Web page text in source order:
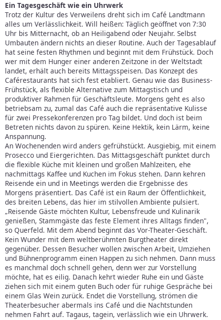
Ein Tagesgeschäft wie ein Uhrwerk
Trotz der Kultur des Verweilens dreht sich im Café Landtmann
alles um Verlässlichkeit. Will heißen: Täglich geöffnet von 7:30
Uhr bis Mitternacht, ob an Heiligabend oder Neujahr. Selbst
Umbauten ändern nichts an dieser Routine. Auch der Tagesablauf
hat seine festen Rhythmen und beginnt mit dem Frühstück. Doch
wer mit dem Hunger einer anderen Zeitzone in der Weltstadt
landet, erhält auch bereits Mittagsspeisen. Das Konzept des
Caférestaurants hat sich fest etabliert. Genau wie das Business-
Frühstück, als flexible Alternative zum Mittagstisch und
produktiver Rahmen für Geschäftsleute. Morgens geht es also
betriebsam zu, zumal das Café auch die repräsentative Kulisse
für zwei Pressekonferenzen pro Tag bildet. Und doch ist beim
Betreten nichts davon zu spüren. Keine Hektik, kein Lärm, keine
Anspannung.
An Wochenenden wird anders gefrühstückt. Ausgiebig, mit einem
Prosecco und Eiergerichten. Das Mittagsgeschäft punktet durch
die flexible Küche mit kleinen und großen Mahlzeiten, ehe
nachmittags Kaffee und Kuchen im Fokus stehen. Dann kehren
Reisende ein und in Meetings werden die Ergebnisse des
Morgens präsentiert. Das Café ist ein Raum der Öffentlichkeit,
des breiten Lebens, das hier im stilvollen Ambiente pulsiert.
„Reisende Gäste möchten Kultur, Lebensfreude und Kulinarik
genießen, Stammgäste das feste Element ihres Alltags finden",
so Querfeld. Mit dem Abend beginnt das Vor-Theater-Geschäft.
Kein Wunder mit dem weltberühmten Burgtheater direkt
gegenüber. Dessen Besucher wollen zwischen Arbeit, Umziehen
und Bühnenprogramm einen Happen zu sich nehmen. Dann muss
es manchmal doch schnell gehen, denn wer zur Vorstellung
möchte, hat es eilig. Danach kehrt wieder Ruhe ein und Gäste
ziehen sich mit einem guten Buch oder für ruhige Gespräche bei
einem Glas Wein zurück. Endet die Vorstellung, strömen die
Theaterbesucher abermals ins Café und die Nachtstunden
nehmen Fahrt auf. Tagaus, tagein, verlässlich wie ein Uhrwerk.